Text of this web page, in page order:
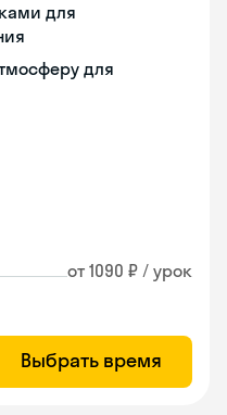
для
для
от 1090 ₽ / урок
Выбрать время